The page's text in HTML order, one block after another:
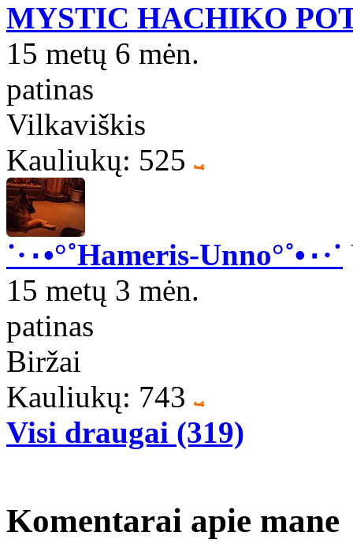
MYSTIC HACHIKO
15 metų 6 mėn.
patinas
Vilkaviškis
Kauliukų: 525
˙·٠•°˚Hameris-Unno°˚•٠·˙
15 metų 3 mėn.
patinas
Biržai
Kauliukų: 743
Visi draugai (319)
Komentarai apie mane